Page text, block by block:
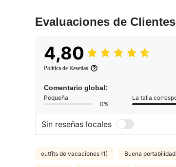
Evaluaciones de Clientes
4,80
Política de Reseñas
Comentario global:
Pequeña
0%
La talla
Sin reseñas locales
outfits de vacaciones (1) Buena portabilidad